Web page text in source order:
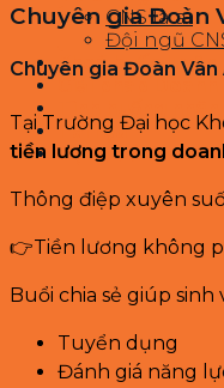
CNS là ai
Đội ngũ
Khoá huấn luyện
Giải pháp Doanh
Tình huống nhân
Tài liệu
Cộng đồng CNS
Chuyên gia Đoàn
Chuyên gia Đoàn
Tại Trường Đại học
tiền lương trong
Thông điệp xuyên
👉Tiền lương không
Buổi chia sẻ giúp
Tuyển dụng
Đánh giá năng